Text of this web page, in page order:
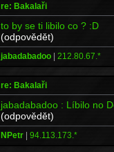
re: Bakalaři
to by se ti libilo co ? :D
(odpovědět)
jabadabadoo | 212.80.67.*
re: Bakalaři
jabadabadoo : Líbilo no
(odpovědět)
NPetr | 94.113.173.*